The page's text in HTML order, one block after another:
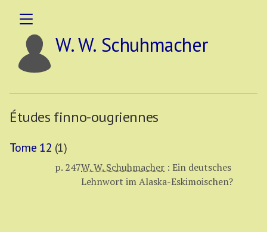
W. W. Schuhmacher
Études finno-ougriennes
Tome 12 (1)
p. 247W. W. Schuhmacher : Ein deutsches
Lehnwort im Alaska-Eskimoischen?